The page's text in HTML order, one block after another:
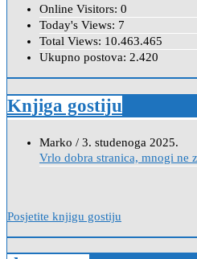
Online Visitors: 0
Today's Views: 7
Total Views: 10.463.465
Ukupno postova: 2.420
Knjiga gostiju
Anica/ 7. veljače 2024.
Poštovanje, draga kolegice!